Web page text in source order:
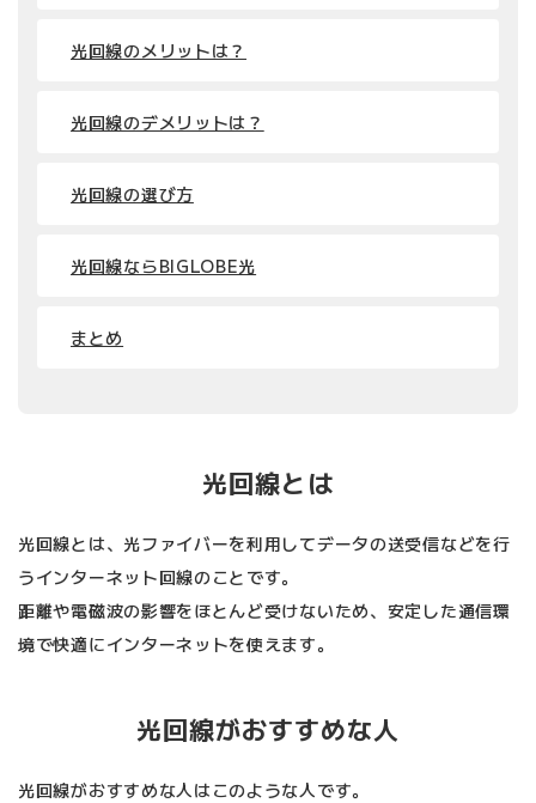
光回線のメリットは？
光回線のデメリットは？
光回線の選び方
光回線ならBIGLOBE光
まとめ
光回線とは
光回線とは、光ファイバーを利用してデータの送受信などを行
うインターネット回線のことです。
距離や電磁波の影響をほとんど受けないため、安定した通信環
境で快適にインターネットを使えます。
光回線がおすすめな人
光回線がおすすめな人はこのような人です。